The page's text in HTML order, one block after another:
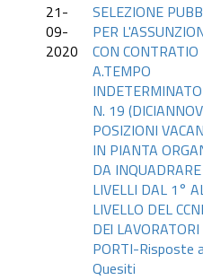
21-
09-
2020
SELEZIONE
PER
CON CONTRATIO
A.TEMPO
N. 19
POSIZIONI
IN PIANTA
DA
LIVELLI DAL 1°
LIVELLO DEL
DEl
PORTI-Risposte
Quesiti